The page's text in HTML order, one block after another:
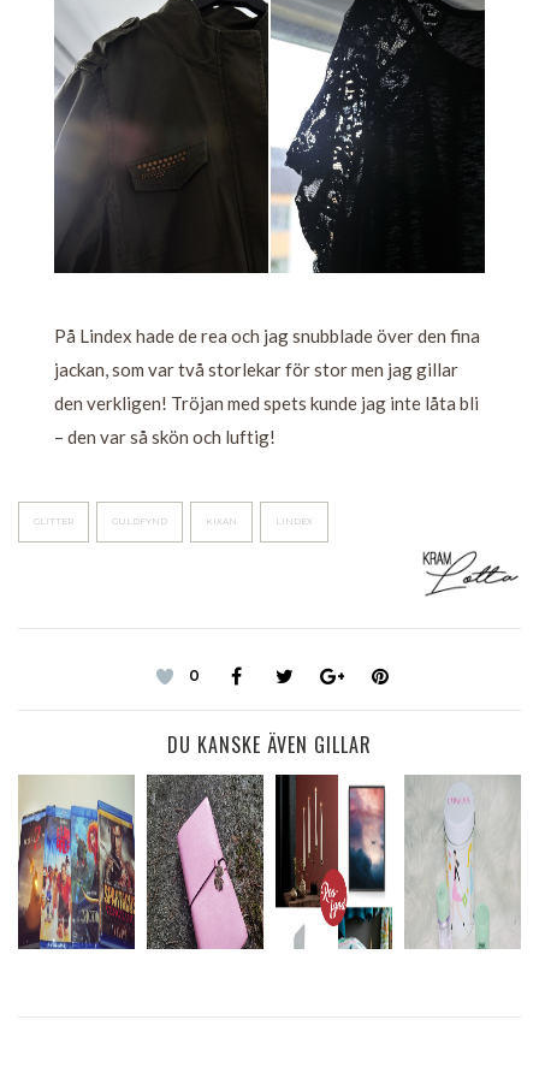
På Lindex hade de rea och jag snubblade över den fina
jackan, som var två storlekar för stor men jag gillar
den verkligen! Tröjan med spets kunde jag inte låta bli
– den var så skön och luftig!
GLITTER GULDFYND KIXAN LINDEX
0
DU KANSKE ÄVEN GILLAR